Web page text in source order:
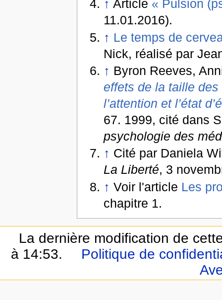
↑ Article « Pulsion
11.01.2016).
↑ Le temps de
Nick, réalisé par
↑ Byron Reeves,
effets de la taille
l’attention et l’état
67. 1999, cité dans
psychologie des
↑ Cité par Daniela
La Liberté, 3
↑ Voir l'article Les
chapitre 1.
La dernière modification de
à 14:53.
Politique de